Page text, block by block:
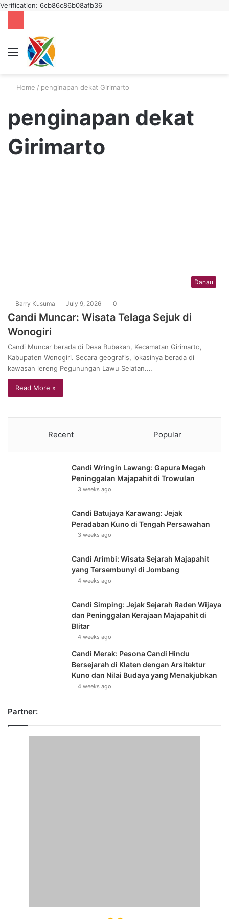
Verification: 6cb86c86b08afb36
Menu
Home / penginapan dekat Girimarto
penginapan dekat
Girimarto
Danau
Barry Kusuma July 9, 2026 0
Candi Muncar: Wisata Telaga Sejuk di
Wonogiri
Candi Muncar berada di Desa Bubakan, Kecamatan Girimarto,
Kabupaten Wonogiri. Secara geografis, lokasinya berada di
kawasan lereng Pegunungan Lawu Selatan.…
Read More »
Recent Popular
Candi Wringin Lawang: Gapura Megah
Peninggalan Majapahit di Trowulan
3 weeks ago
Candi Batujaya Karawang: Jejak
Peradaban Kuno di Tengah Persawahan
3 weeks ago
Candi Arimbi: Wisata Sejarah Majapahit
yang Tersembunyi di Jombang
4 weeks ago
Candi Simping: Jejak Sejarah Raden Wijaya
dan Peninggalan Kerajaan Majapahit di
Blitar
4 weeks ago
Candi Merak: Pesona Candi Hindu
Bersejarah di Klaten dengan Arsitektur
Kuno dan Nilai Budaya yang Menakjubkan
4 weeks ago
Partner: